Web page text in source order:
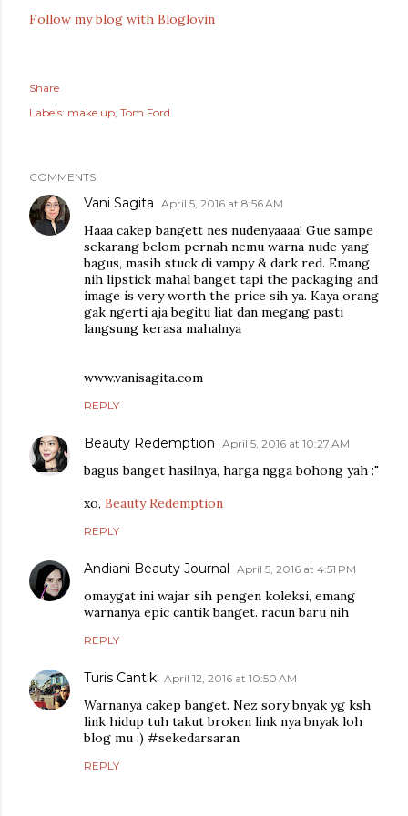
Follow my blog with Bloglovin
Share
Labels: make up Tom Ford
COMMENTS
Vani Sagita April 5, 2016 at 8:56 AM
Haaa cakep bangett nes nudenyaaaa! Gue sampe
sekarang belom pernah nemu warna nude yang
bagus, masih stuck di vampy & dark red. Emang
nih lipstick mahal banget tapi the packaging and
image is very worth the price sih ya. Kaya orang
gak ngerti aja begitu liat dan megang pasti
langsung kerasa mahalnya
www.vanisagita.com
REPLY
Beauty Redemption April 5, 2016 at 10:27 AM
bagus banget hasilnya, harga ngga bohong yah :"
xo, Beauty Redemption
REPLY
Andiani Beauty Journal April 5, 2016 at 4:51 PM
omaygat ini wajar sih pengen koleksi, emang
warnanya epic cantik banget. racun baru nih
REPLY
Turis Cantik April 12, 2016 at 10:50 AM
Warnanya cakep banget. Nez sory bnyak yg ksh
link hidup tuh takut broken link nya bnyak loh
blog mu :) #sekedarsaran
REPLY